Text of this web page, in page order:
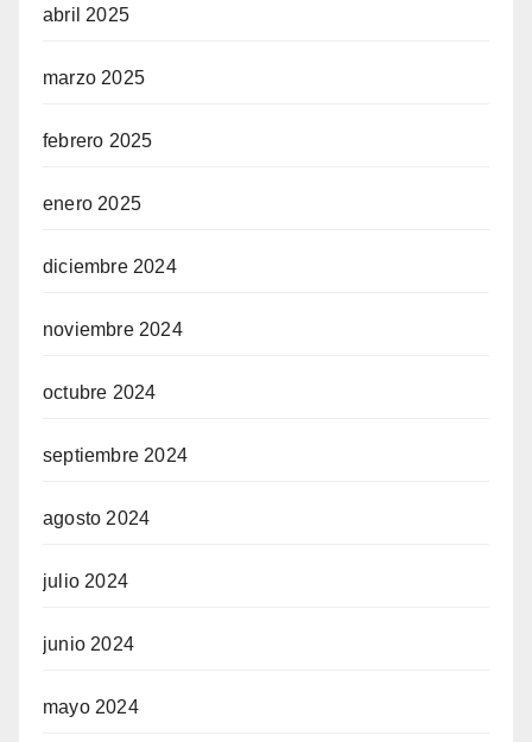
abril 2025
marzo 2025
febrero 2025
enero 2025
diciembre 2024
noviembre 2024
octubre 2024
septiembre 2024
agosto 2024
julio 2024
junio 2024
mayo 2024